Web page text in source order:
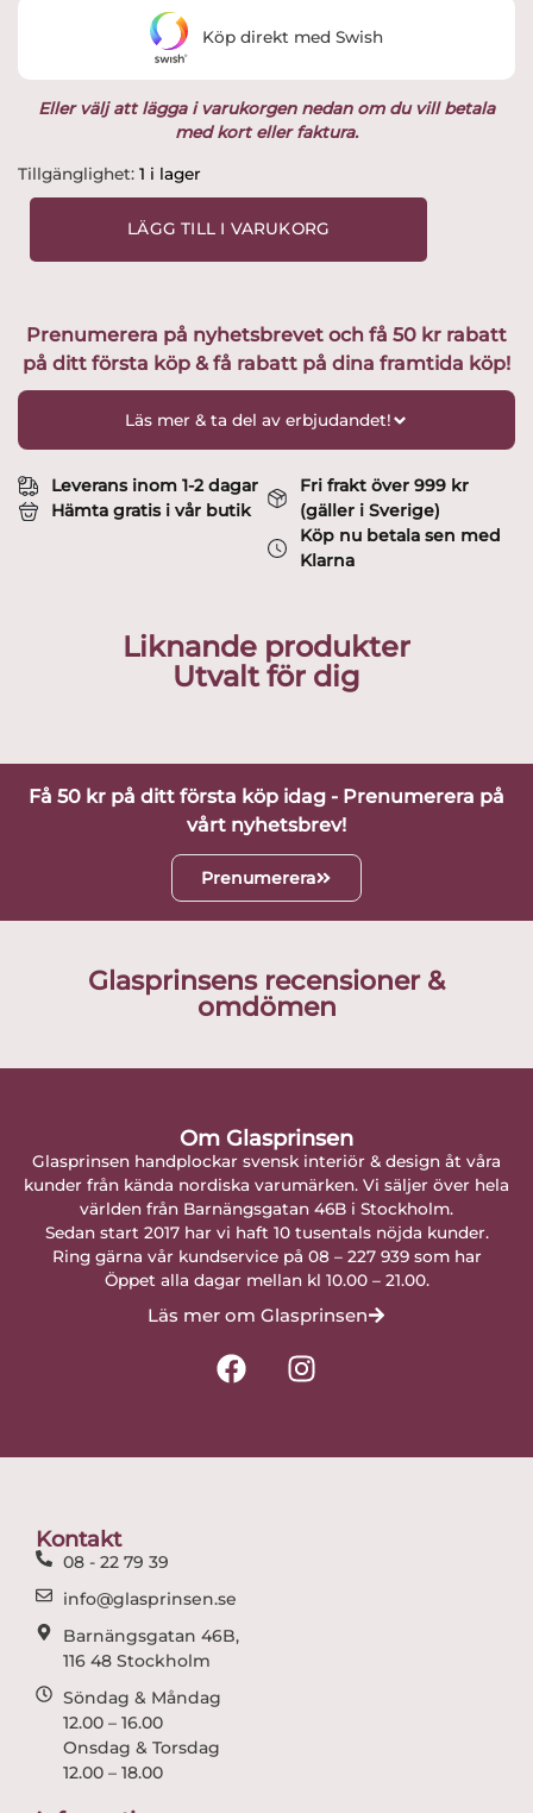
var:
1,095 kr.899 kr.
Eller välj att lägga i varukorgen nedan om du vill betala
med kort eller faktura.
Tillgänglighet: 1 i lager
Orrefors
Jernverk
gjutjärnsgryta
Orange
Utvald
av
LÄGG TILL I VARUKORG
Köp direkt med Swish
Prenumerera på nyhetsbrevet och få 50 kr rabatt
på ditt första köp & få rabatt på dina framtida köp!
Läs mer & ta del av erbjudandet!
Leverans inom 1-2 dagar
Hämta gratis i vår butik
Fri frakt över 999 kr
(gäller i Sverige)
Köp nu betala sen med
Klarna
Liknande produkter
Utvalt för dig
Få 50 kr på ditt första köp idag - Prenumerera på
vårt nyhetsbrev!
Prenumerera
Glasprinsens recensioner &
omdömen
Om Glasprinsen
Glasprinsen handplockar svensk interiör & design åt våra
kunder från kända nordiska varumärken. Vi säljer över hela
världen från Barnängsgatan 46B i Stockholm.
Sedan start 2017 har vi haft 10 tusentals nöjda kunder.
Ring gärna vår kundservice på 08 – 227 939 som har
Öppet alla dagar mellan kl 10.00 – 21.00.
Läs mer om Glasprinsen
F
a
I
n
Kontakt
08 - 22 79 39
info@glasprinsen.se
Barnängsgatan 46B,
116 48 Stockholm
Söndag & Måndag
12.00 – 16.00
Onsdag & Torsdag
12.00 – 18.00